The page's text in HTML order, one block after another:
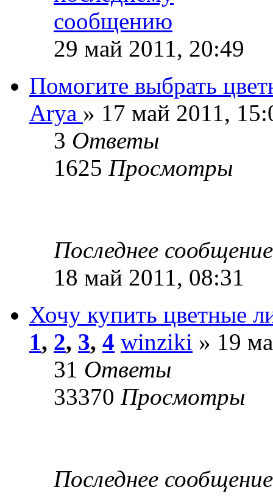
29 май 2011, 20:49
Помогите выбрать
Arya » 17 май 2011,
3 Ответы
1625 Просмотры
Последнее
18 май 2011, 08:31
Хочу купить цветные
1, 2, 3, 4 winziki » 19
31 Ответы
33370 Просмотры
Последнее